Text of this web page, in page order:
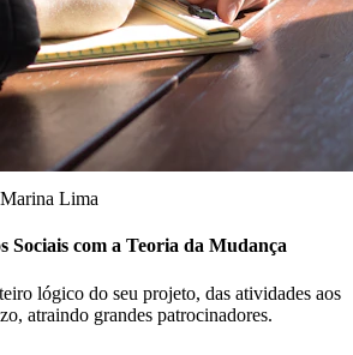
Marina Lima
Sociais com a Teoria da Mudança
lógico do seu projeto, das atividades aos
atraindo grandes patrocinadores.